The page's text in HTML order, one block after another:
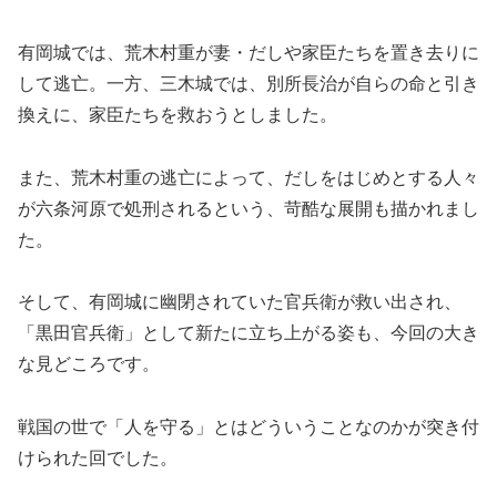
有岡城では、荒木村重が妻・だしや家臣たちを置き去りに
して逃亡。一方、三木城では、別所長治が自らの命と引き
換えに、家臣たちを救おうとしました。
また、荒木村重の逃亡によって、だしをはじめとする人々
が六条河原で処刑されるという、苛酷な展開も描かれまし
た。
そして、有岡城に幽閉されていた官兵衛が救い出され、
「黒田官兵衛」として新たに立ち上がる姿も、今回の大き
な見どころです。
戦国の世で「人を守る」とはどういうことなのかが突き付
けられた回でした。